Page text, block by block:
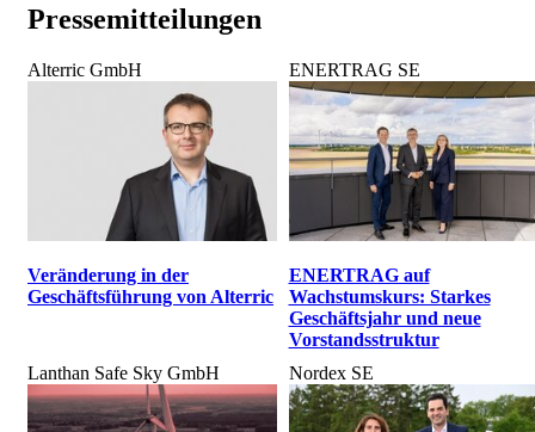
Pressemitteilungen
Alterric GmbH
Veränderung in der
Geschäftsführung von Alterric
ENERTRAG SE
ENERTRAG auf
Wachstumskurs: Starkes
Geschäftsjahr und neue
Vorstandsstruktur
Lanthan Safe Sky GmbH
Nordex SE